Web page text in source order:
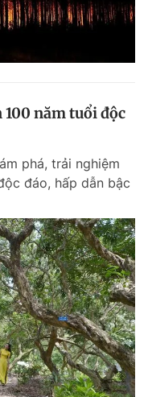
năm tuổi độc
phá, trải nghiệm
đáo, hấp dẫn bậc